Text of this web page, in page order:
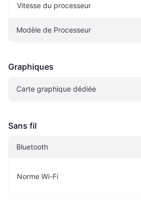
Vitesse du processeur
Modèle de Processeur
Graphiques
Carte graphique dédiée
Sans fil
Bluetooth
Norme Wi-Fi